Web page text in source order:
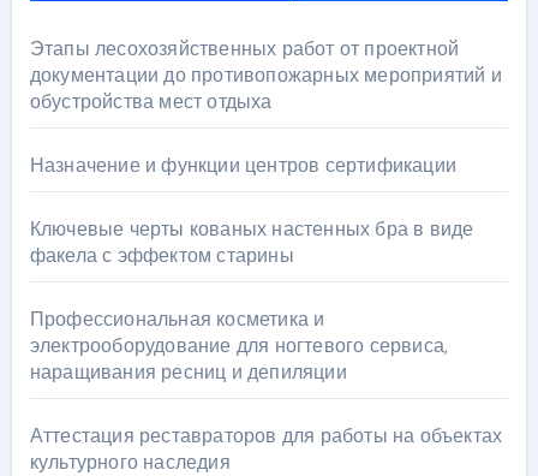
Этапы лесохозяйственных работ от проектной
документации до противопожарных мероприятий и
обустройства мест отдыха
Назначение и функции центров сертификации
Ключевые черты кованых настенных бра в виде
факела с эффектом старины
Профессиональная косметика и
электрооборудование для ногтевого сервиса,
наращивания ресниц и депиляции
Аттестация реставраторов для работы на объектах
культурного наследия